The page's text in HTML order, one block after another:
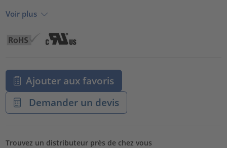
Voir plus
Ajouter aux favoris
Demander un devis
Trouvez un distributeur près de chez vous